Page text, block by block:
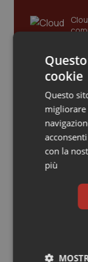
Piemonte
Provincia
Puglia
Sardegna
Sicilia
HIV
Malattie
Malattia
cookie
Questo
migliorare
con la
più